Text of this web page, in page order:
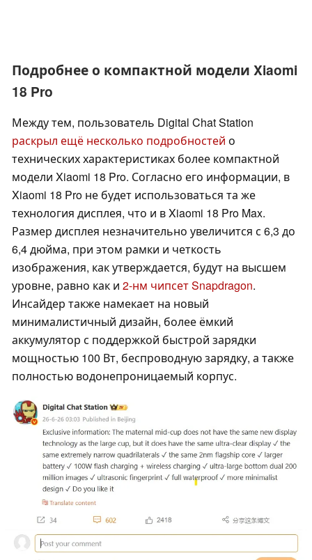
Подробнее о компактной модели Xiaomi
18 Pro
Между тем, пользователь Digital Chat Station
раскрыл ещё несколько подробностей о
технических характеристиках более компактной
модели Xiaomi 18 Pro. Согласно его информации, в
Xiaomi 18 Pro не будет использоваться та же
технология дисплея, что и в Xiaomi 18 Pro Max.
Размер дисплея незначительно увеличится с 6,3 до
6,4 дюйма, при этом рамки и четкость
изображения, как утверждается, будут на высшем
уровне, равно как и 2-нм чипсет Snapdragon.
Инсайдер также намекает на новый
минималистичный дизайн, более ёмкий
аккумулятор с поддержкой быстрой зарядки
мощностью 100 Вт, беспроводную зарядку, а также
полностью водонепроницаемый корпус.